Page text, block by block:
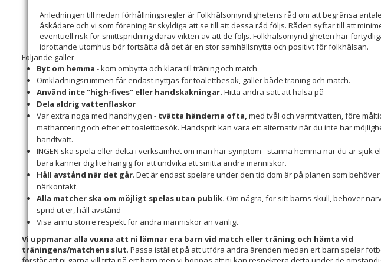
Anledningen till nedan förhållningsregler är Folkhälsomyndighetens råd om att begränsa
åskådare och vi som förening är skyldiga att se till att dessa råd följs. Råden syftar till att
eventuell risk för smittspridning därav vikten av att de följs. Folkhälsomyndigheten har
idrottande utomhus bör fortsätta då det är en stor samhällsnytta och positivt för folkhälsan.
Följande gäller
Byt om hemma - kom ombytta och klara till träning och match
Omklädningsrummen får endast nyttjas för toalettbesök, gäller både träning och match.
Använd inte "high-fives" eller handskakningar. Hitta andra sätt att hälsa på
Dela aldrig vattenflaskor
Var extra noga med handhygien - tvätta händerna ofta, med tvål och varmt vatten, före
mathantering och efter ett toalettbesök. Handsprit kan vara ett alternativ när du inte har
handtvätt.
INGEN ska spela eller delta i verksamhet om man har symptom - stanna hemma när du är sjuk
bara känner dig lite hängig för att undvika att smitta andra människor.
Håll avstånd när det går. Det är endast spelare under den tid dom är på planen som behöver
närkontakt.
Alla matcher ska om möjligt spelas utan publik. Om några, för sitt barns skull, behöver
sprid ut er, håll avstånd
Visa ännu större respekt för andra människor än vanligt
Vi uppmanar alla vuxna att ni lämnar era barn vid match eller träning och hämta vid
träningens/matchens slut. Passa istället på att utföra andra ärenden medan ert barn spelar